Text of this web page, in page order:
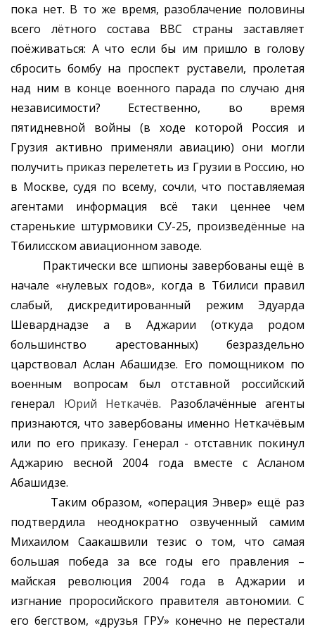
пока нет. В то же время, разоблачение половины
всего лётного состава ВВС страны заставляет
поёживаться: А что если бы им пришло в голову
сбросить бомбу на проспект руставели, пролетая
над ним в конце военного парада по случаю дня
независимости? Естественно, во время
пятидневной войны (в ходе которой Россия и
Грузия активно применяли авиацию) они могли
получить приказ перелететь из Грузии в Россию, но
в Москве, судя по всему, сочли, что поставляемая
агентами информация всё таки ценнее чем
старенькие штурмовики СУ-25, произведённые на
Тбилисском авиационном заводе.
Практически все шпионы завербованы ещё в
начале «нулевых годов», когда в Тбилиси правил
слабый, дискредитированный режим Эдуарда
Шеварднадзе а в Аджарии (откуда родом
большинство арестованных) безраздельно
царствовал Аслан Абашидзе. Его помощником по
военным вопросам был отставной российский
генерал Юрий Неткачёв. Разоблачённые агенты
признаются, что завербованы именно Неткачёвым
или по его приказу. Генерал - отставник покинул
Аджарию весной 2004 года вместе с Асланом
Абашидзе.
Таким образом, «операция Энвер» ещё раз
подтвердила неоднократно озвученный самим
Михаилом Саакашвили тезис о том, что самая
большая победа за все годы его правления –
майская революция 2004 года в Аджарии и
изгнание проросийского правителя автономии. С
его бегством, «друзья ГРУ» конечно не перестали